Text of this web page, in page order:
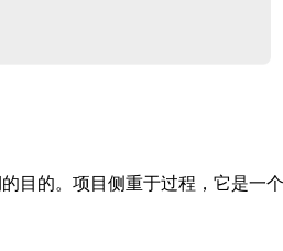
目的。项目侧重于过程，它是一个